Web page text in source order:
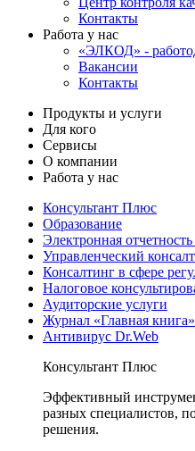
Контакты
Работа у нас
«ЭЛКОД» -
Вакансии
Контакты
Продукты и услуги
Для кого
Сервисы
О компании
Работа у нас
Консультант Плюс
Образование
Электронная
Управленческий
Консалтинг в сфере
Налоговое
Аудиторские услуги
Журнал «Главная книга»
Антивирус Dr.Web
Консультант Плюс
Эффективный
разных специалистов,
решения.